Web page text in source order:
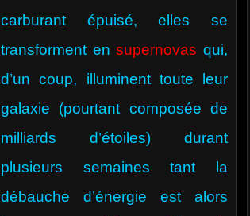
carburant épuisé, elles se
transforment ensupernovas qui,
d’un coup, illuminent toute leur
galaxie (pourtant composée de
milliards d’étoiles) durant
plusieurs semaines tant la
débauche d’énergie est alors